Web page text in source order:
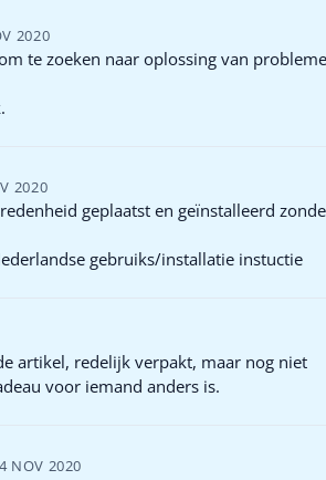
2020
te zoeken naar oplossing van
2020
geplaatst en geïnstalleerd
gebruiks/installatie instuctie
artikel, redelijk verpakt, maar nog niet
voor iemand anders is.
NOV 2020